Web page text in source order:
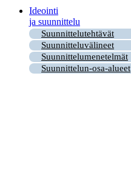
Ideointi
ja suunnittelu
Suunnittelutehtävät
Suunnitteluvälineet
Suunnittelumenetelmät
Suunnittelun-osa-alueet